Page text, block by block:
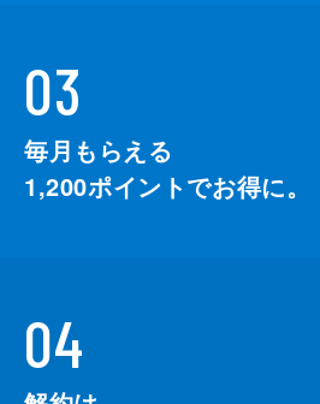
03
毎月もらえる
1,200ポイントでお得に。
04